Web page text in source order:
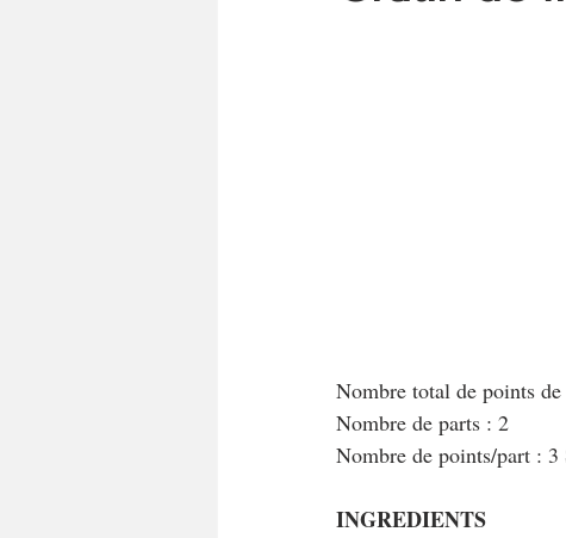
Entrées chaudes Entrées de fête ou
Nombre total de points
Nombre de parts : 2
Nombre de points/part :
INGREDIENTS